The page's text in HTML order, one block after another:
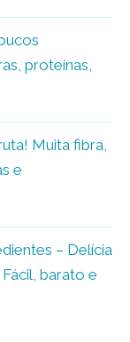
proteínas,
Muita fibra,
e
– Delícia
barato e